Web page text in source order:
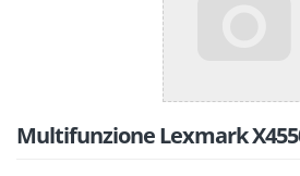
Multifunzione Lexmark